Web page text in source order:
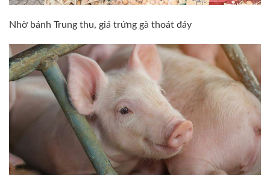
Nhờ bánh Trung thu, giá trứng gà thoát đáy